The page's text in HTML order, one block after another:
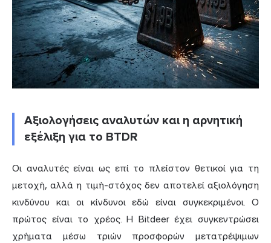
Αξιολογήσεις αναλυτών και η αρνητική
εξέλιξη για το BTDR
Οι αναλυτές είναι ως επί το πλείστον θετικοί για τη
μετοχή, αλλά η τιμή-στόχος δεν αποτελεί αξιολόγηση
κινδύνου και οι κίνδυνοι εδώ είναι συγκεκριμένοι. Ο
πρώτος είναι το χρέος. Η Bitdeer έχει συγκεντρώσει
χρήματα μέσω τριών προσφορών μετατρέψιμων